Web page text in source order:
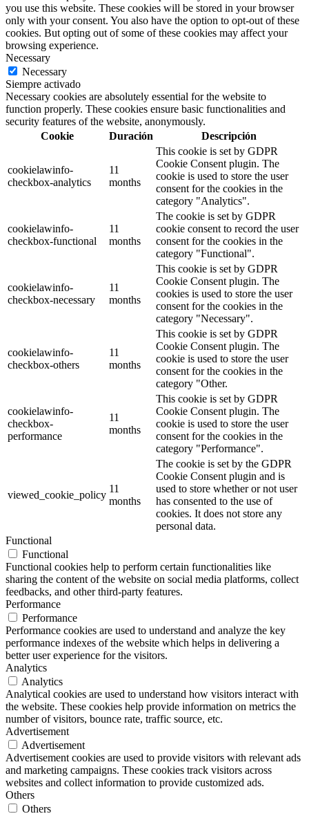
you use this website. These cookies will be stored in your browser
only with your consent. You also have the option to opt-out of these
cookies. But opting out of some of these cookies may affect your
browsing experience.
Necessary
Necessary
Siempre activado
Necessary cookies are absolutely essential for the website to
function properly. These cookies ensure basic functionalities and
security features of the website, anonymously.
Cookie
Duración Descripción
cookielawinfo-
checkbox-analytics
11
months
This cookie is set by GDPR
Cookie Consent plugin. The
cookie is used to store the user
consent for the cookies in the
category "Analytics".
cookielawinfo-
checkbox-functional
11
months
The cookie is set by GDPR
cookie consent to record the user
consent for the cookies in the
category "Functional".
cookielawinfo-
checkbox-necessary
11
months
This cookie is set by GDPR
Cookie Consent plugin. The
cookies is used to store the user
consent for the cookies in the
category "Necessary".
cookielawinfo-
checkbox-others
11
months
This cookie is set by GDPR
Cookie Consent plugin. The
cookie is used to store the user
consent for the cookies in the
category "Other.
cookielawinfo-
checkbox-
performance
11
months
This cookie is set by GDPR
Cookie Consent plugin. The
cookie is used to store the user
consent for the cookies in the
category "Performance".
viewed_cookie_policy
11
months
The cookie is set by the GDPR
Cookie Consent plugin and is
used to store whether or not user
has consented to the use of
cookies. It does not store any
personal data.
Functional
Functional
Functional cookies help to perform certain functionalities like
sharing the content of the website on social media platforms, collect
feedbacks, and other third-party features.
Performance
Performance
Performance cookies are used to understand and analyze the key
performance indexes of the website which helps in delivering a
better user experience for the visitors.
Analytics
Analytics
Analytical cookies are used to understand how visitors interact with
the website. These cookies help provide information on metrics the
number of visitors, bounce rate, traffic source, etc.
Advertisement
Advertisement
Advertisement cookies are used to provide visitors with relevant ads
and marketing campaigns. These cookies track visitors across
websites and collect information to provide customized ads.
Others
Others